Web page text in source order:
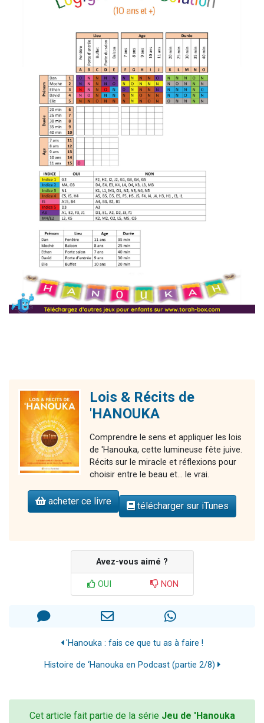
Lois & Récits de
'HANOUKA
Comprendre le sens et appliquer les lois
de 'Hanouka, cette lumineuse fête juive.
Récits sur le miracle et réflexions pour
choisir entre le beau et... le vrai.
acheter ce livre télécharger sur iTunes
Avez-vous aimé ?
OUI NON
'Hanouka : fais ce que tu as à faire !
Histoire de ‘Hanouka en Podcast (partie 2/8)
Cet article fait partie de la série Jeu de 'Hanouka